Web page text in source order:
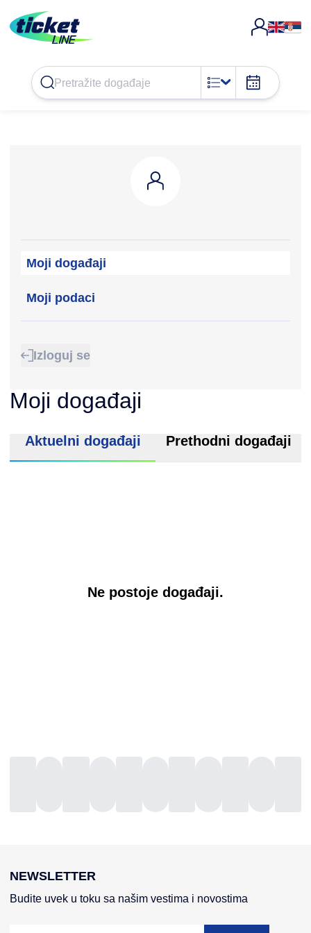
Moji događaji
Moji podaci
Izloguj se
Moji događaji
Aktuelni događaji Prethodni događaji
Ne postoje događaji.
NEWSLETTER
Budite uvek u toku sa našim vestima i novostima